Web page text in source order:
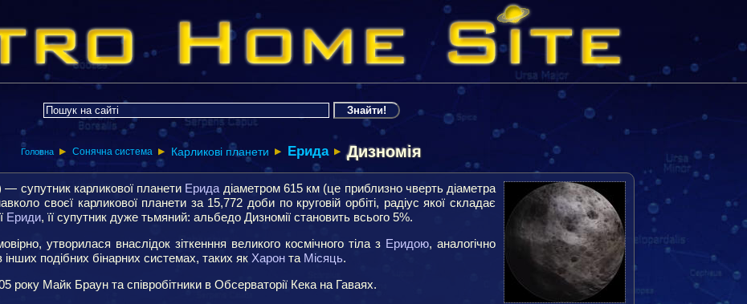
Головна ▶ Сонячна система ▶ Карликові планети ▶ Ерида ▶ Дизномія
супутник карликової планети Ерида діаметром 615 км (це приблизно чверть діаметра
своєї карликової планети за 15,772 доби по круговій орбіті, радіус якої складає
Ериди, її супутник дуже тьмяний: альбедо Дизномії становить всього 5%.
утворилася внаслідок зіткенння великого космічного тіла з Еридою, аналогічно
подібних бінарних системах, таких як Харон та Місяць.
року Майк Браун та співробітники в Обсерваторії Кека на Гаваях.